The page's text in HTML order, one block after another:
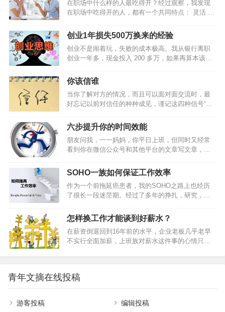
琢磨为公司赚钱；5、 在外界诱惑面前经得起考验。
你靠什么在单位立足？此文堪称经典2敬业随着社会
进步，人们的知识背景越来越趋同。学历、文凭已
不再是公司挑选员工的首要条件。很多公司考察员
作的目的不仅仅在于报酬；2、 提供超…
在职场中什么样的人最吃得开？经过观察，我发现
在职场中吃得开的人，都有一个共同特点： 灵活 。
维灵活有的人工作好多年，仍有浓厚的学生思维，
价值观非黑即白，看问题单一对立。灵活的人，思
维是多元的，能够透过现象看本质，更不会轻易受
外界影响。比如说提拔，他们知道，只有一把手说
你好，你才好。一把手想提拔你，即使你能力一
般，就能提。所以，他们的重点就是， 抓住关键少
的是上层路线，也许群众基…
创业1年损失500万换来的经验
创业不是闹着玩，失败的成本极高。我从银行离职
创业一年多，现金投入 200 多万，如果再算本该在
讲讲我首次创业的“事故”。2012 年，36 氪、虎嗅们
每天推送创业团队的成功故事，创业大街上每天都
举办创业活动……如果我还不去创业，对得起这帮
可劲儿鼓噪的人吗?于是，我辞掉了在招商银行总行
的工作，开始了互联网创业之旅。2013 年初，我回
到上海，认识了许多互联网公司的年轻人，跟他们
式启动，到国庆节前后陆续…
你该信谁
当你了解对方的情况，而且可以面对面交流时，最
好忘记以前对信任的种种成见，谨记这四种信号“假
提供外包服务。客户告诉你，她的公司希望就特定
服务和你达成协议，但她希望你愿意在合同期间提
供更多服务，她相信你能在该公司需求增多时，订
出提供额外服务的条件。你该答应她吗？假定有一
位潜在的商业伙伴，想跟你购买价值1200万美元的
服务，但由于预算所限，他只能付1000万美元。如
利机会，但目前还不能作任何承诺。你该和他成交
吗？任…
六步提升你的时间效能
朋友问我，一一妈妈，你平日上班，但同时又经常
看到你在微信公众号和其他平台的文章写文章，每
场，你现在看书写读书笔记，两天一本书的节奏。
请问，你哪里来的那么多时间呢？今天在2016年下
半年的第一天，和你分享，我的时间管理心得同时
也是第四本书读书笔记《番茄工作法》，总结六
点：1.花10分钟列出当日计划2.管理你的四象限：重
要紧急 重要非紧急 不重要紧急 不重要不紧急3.专注
记录你的时间，进行总结6.学会休息，养…
SOHO一族如何保证工作效率
作为一个前拖延癌患者，我的SOHO之路上也经历
了很长一段迷茫期。经过了多年的挣扎，研究，学
公的效率，是一个系统性工程，没有任何一个小妙
招能救人于水火。而这个系统性工程的核心就是：
建立自己的规则。你可以想象一张空白的日程表，
上班的时候，每天的固定时间段的事项是固定的，
把新任务放进去就行了。而SOHO之后，你面前有
一个空白的框，和一大堆零散的拼图，让人无从下
手。空白越多…
怎样换工作才能谈到好薪水？
在薪资倒退回到16年前的水平，企业老板几乎老早
不实行全面加薪，上班族对薪水这件事的心情只有
被七折八扣，不一定都如自己的意拿到更高的薪
水。同样换工作，为什么有人加薪，有人却是减
薪？关键只看一个：相关性！新旧工作之间具有愈
多相关性，薪水往上弹跳的幅度愈大；愈不具相关
青年文摘在线投稿
游客投稿 编辑投稿